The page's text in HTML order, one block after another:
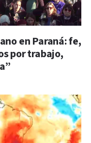
en Paraná: fe,
por trabajo,